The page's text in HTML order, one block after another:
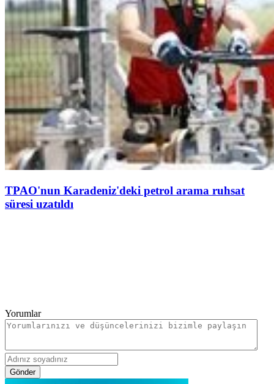
TPAO'nun Karadeniz'deki petrol arama ruhsat
süresi uzatıldı
Yorumlar
Gönder